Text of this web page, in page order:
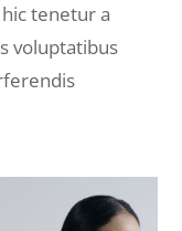
tenetur a
voluptatibus